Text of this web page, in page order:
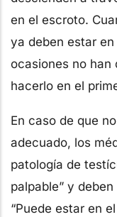
en el escroto.
ya deben estar
ocasiones no han
hacerlo en el
En caso de que
adecuado, los
patología de
palpable” y
“Puede estar en